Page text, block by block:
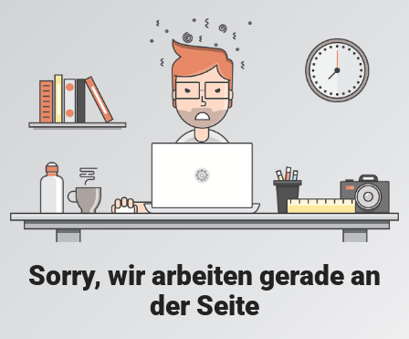
Sorry, wir arbeiten gerade an
der Seite